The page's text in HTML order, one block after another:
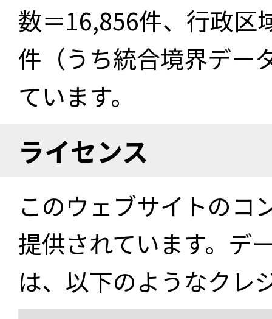
数＝16,856件、行政区
件（うち統合境界デー
ています。
ライセンス
このウェブサイトのコ
提供されています。デ
は、以下のようなクレ